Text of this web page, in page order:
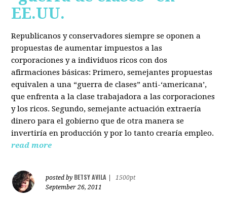
EE.UU.
Republicanos y conservadores siempre se oponen a
propuestas de aumentar impuestos a las
corporaciones y a individuos ricos con dos
afirmaciones básicas: Primero, semejantes propuestas
equivalen a una “guerra de clases” anti-‘americana’,
que enfrenta a la clase trabajadora a las corporaciones
y los ricos. Segundo, semejante actuación extraería
dinero para el gobierno que de otra manera se
invertiría en producción y por lo tanto crearía empleo.
read more
posted by BETSY AVILA
1500pt
September 26, 2011